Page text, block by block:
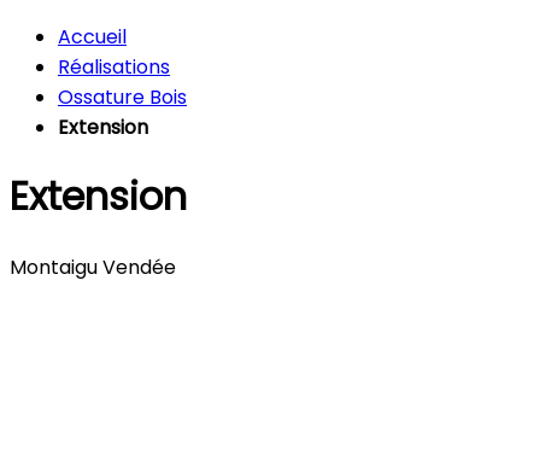
Accueil
Réalisations
Ossature Bois
Extension
Extension
Montaigu Vendée